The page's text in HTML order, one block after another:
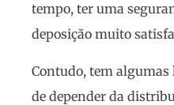
tempo, ter uma
deposição muito
Contudo, tem
de depender da